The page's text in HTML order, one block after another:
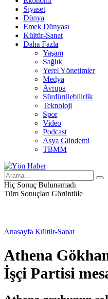
Siyaset
Dünya
Emek Dünyası
Kültür-Sanat
Daha Fazla
Yaşam
Sağlık
Yerel Yönetimler
Medya
Avrupa
Sürdürülebilirlik
Teknoloji
Spor
Video
Podcast
Asya Gündemi
TBMM
Hiç Sonuç Bulunamadı
Tüm Sonuçları Görüntüle
Anasayfa Kültür-Sanat
Athena
İşçi Partisi